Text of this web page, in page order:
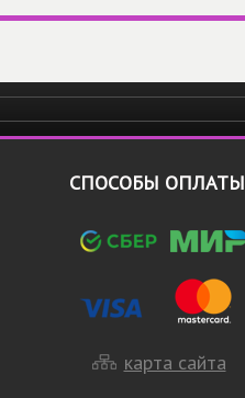
СПОСОБЫ ОПЛАТЫ
карта сайта